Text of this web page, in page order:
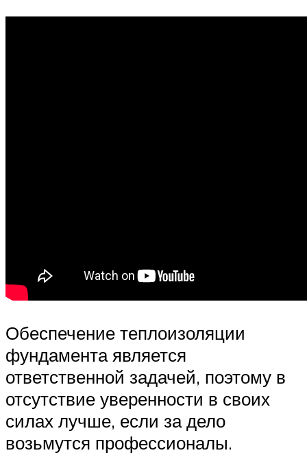
Обеспечение теплоизоляции
фундамента является
ответственной задачей, поэтому в
отсутствие уверенности в своих
силах лучше, если за дело
возьмутся профессионалы.